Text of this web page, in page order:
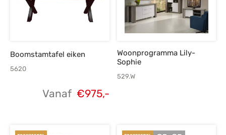
Boomstamtafel eiken
5620
Vanaf €975,-
Woonprogramma Lily-
Sophie
529.W